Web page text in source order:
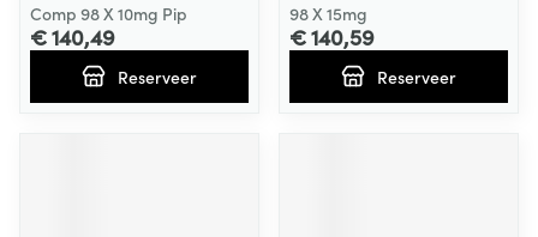
Comp 98 X 10mg Pip
€ 140,49
Reserveer
98 X 15mg
€ 140,59
Reserveer